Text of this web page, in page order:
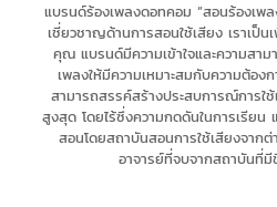
แบรนด์ร้องเพลงดอทคอม “สอนร้องเพล
เชี่ยวชาญด้านการสอนใช้เสียง เราเป็น
คุณ แบรนด์มีความเข้าใจและความสาม
เพลงให้มีความเหมาะสมกับความต้อง
สามารถสรรค์สร้างประสบการณ์การใ
สูงสุด โดยไร้ซึ่งความกดดันในการเรียน
สอนโดยสถาบันสอนการใช้เสียงจาก
อาจารย์ที่จบจากสถาบันที่มี